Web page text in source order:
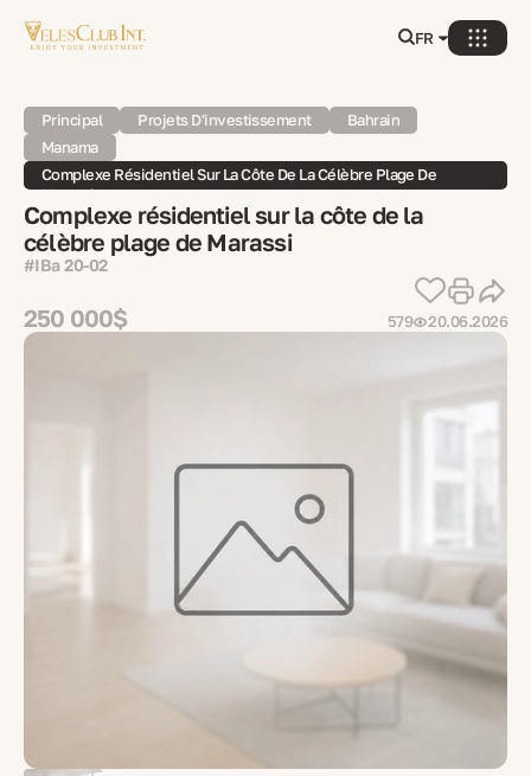
FR
Principal Projets D'investissement
Bahrain
Manama
Complexe Résidentiel Sur La Côte De La Célèbre Plage De
Marassi
Complexe résidentiel sur la côte de la
célèbre plage de Marassi
#IBa 20-02
250 000$ 579 20.06.2026